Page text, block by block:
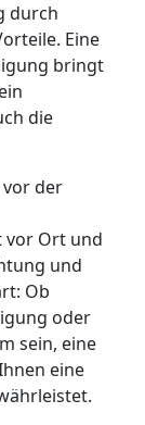
durch
Eine
bringt
die
vor der
vor Ort und
und
Ob
oder
sein, eine
eine